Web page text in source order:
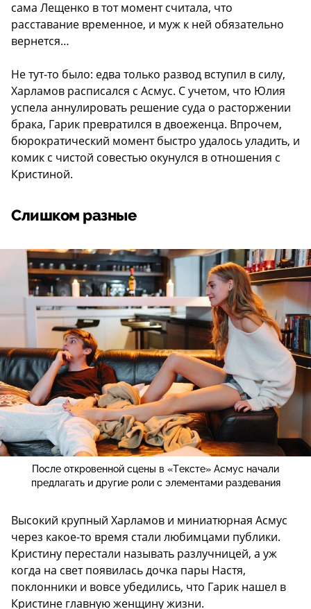
сама Лещенко в тот момент считала, что
расставание временное, и муж к ней обязательно
вернется…
Не тут-то было: едва только развод вступил в силу,
Харламов расписался с Асмус. С учетом, что Юлия
успела аннулировать решение суда о расторжении
брака, Гарик превратился в двоеженца. Впрочем,
бюрократический момент быстро удалось уладить, и
комик с чистой совестью окунулся в отношения с
Кристиной.
Слишком разные
После откровенной сцены в «Тексте» Асмус начали
предлагать и другие роли с элементами раздевания
Высокий крупный Харламов и миниатюрная Асмус
через какое-то время стали любимцами публики.
Кристину перестали называть разлучницей, а уж
когда на свет появилась дочка пары Настя,
поклонники и вовсе убедились, что Гарик нашел в
Кристине главную женщину жизни.